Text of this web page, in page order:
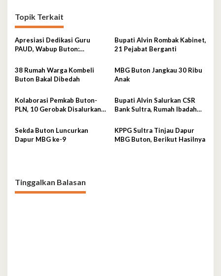
Topik Terkait
Apresiasi Dedikasi Guru
PAUD, Wabup Buton:
Generasi Emas
Bupati Alvin Rombak Kabinet,
21 Pejabat Berganti
38 Rumah Warga Kombeli
Buton Bakal Dibedah
MBG Buton Jangkau 30 Ribu
Anak
Kolaborasi Pemkab Buton-
PLN, 10 Gerobak Disalurkan
Bupati Alvin Salurkan CSR
Bank Sultra, Rumah Ibadah
Bantuan
Sekda Buton Luncurkan
Dapur MBG ke-9
KPPG Sultra Tinjau Dapur
MBG Buton, Berikut Hasilnya
Tinggalkan Balasan